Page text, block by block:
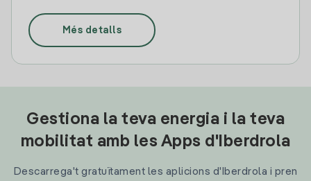
Més detalls
Gestiona la teva energia i la teva
mobilitat amb les Apps d'Iberdrola
Descarrega't gratuïtament les aplicions d'Iberdrola i pren